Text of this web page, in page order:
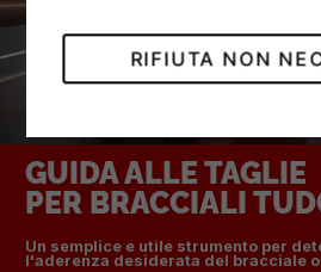
GUIDA ALLE TAGLIE
PER BRACCIALI
Un semplice e utile strumento per
l'aderenza desiderata del bracciale
RIFIUTA NON